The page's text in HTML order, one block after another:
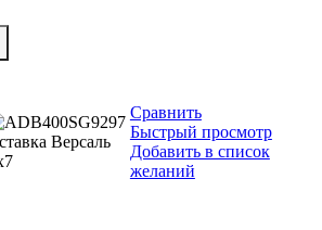
Сравнить
Быстрый просмотр
Добавить в список
желаний